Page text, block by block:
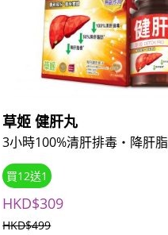
草姬 健肝丸
3小時100%清肝排毒‧降肝脂
買12送1
HKD$309
HKD$499